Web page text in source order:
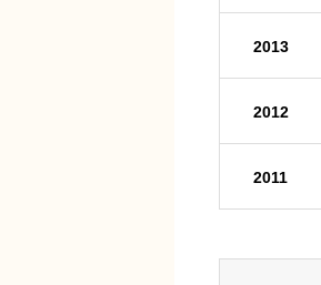
2013
2012
2011